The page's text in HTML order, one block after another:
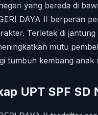
yang berada di
DAYA II berperan
Terletak di
mutu
tumbuh kembang anak
UPT SPF SD